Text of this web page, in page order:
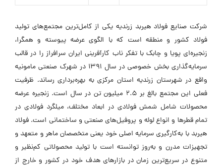
شرکت صنایع فولاد هیربد زرندیه یکی از کامل‌ترین مجتمع‌های تولید
فولاد کشور و منطقه است که با الگوی عرضه پیوسته و همگرا،
زنجیره‌ای پویا و چابک با تفکر ناب کارآفرینی ایران سرافراز را در قالب
سرمایه‌گذاری بخش خصوصی در سال ۱۳۹۱ در شهرک صنعتی مامونیه
واقع در شهرستان زرندیه استان مرکزی به بهره‌برداری رساند. ظرفیت
فعلی این مجتمع بالغ بر ۲.۵ میلیون تن در سال است. زنجیره عرضه
محصولات شامل شمش فولادی در ابعاد مختلف، میلگرد فولادی در
تمام قطرها و انواع لوله و پروفیل‌های صنعتی و ساختمانی است. فولاد
هیربد با به‌کارگیری سرمایه اصلی خود یعنی متخصصان ماهر و متعهد و
تجهیزات مدرن و به‌روز توانسته است با تولید محصولاتی کم‌نظیر و
متنوع در سریع‌ترین زمان در بازارهای هدف خود در کشور و خارج از